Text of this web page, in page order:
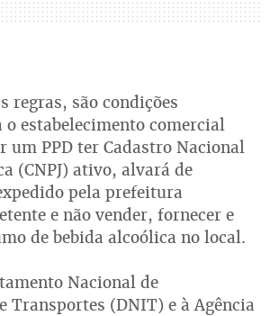
regras, são condições
o estabelecimento comercial
um PPD ter Cadastro Nacional
(CNPJ) ativo, alvará de
pela prefeitura
e não vender, fornecer e
de bebida alcoólica no local.
Nacional de
Transportes (DNIT) e à Agência